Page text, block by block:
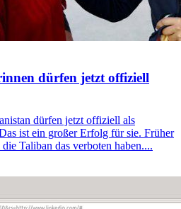
dürfen jetzt offiziell
dürfen jetzt offiziell als
ist ein großer Erfolg für sie. Früher
Taliban das verboten haben....